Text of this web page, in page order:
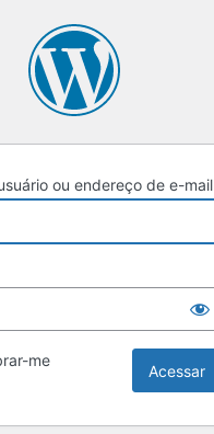
ou endereço de e-mail
me